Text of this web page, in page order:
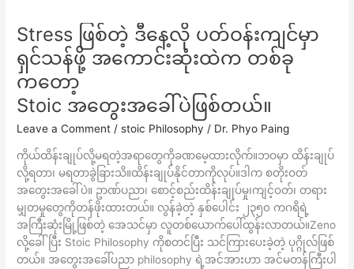
Stress ဖြစ်တဲ့ ဒီနေ့လို ပတ်ဝန်းကျင်မှာ
ရှင်သန်ဖို့ အကောင်းဆုံးထဲက တစ်ခု
ကတော့
Stoic အတွေးအခေါ်ပဲဖြစ်တယ်။
Leave a Comment /stoic Philosophy / Dr. Phyo Paing
ကိုယ်ထိန်းချုပ်လို့မရတဲ့အရာတွေကိုခဏမေ့ထားလိုက်။ဘဝမှာ ထိန်းချုပ်
လို့ရတာ၊ မရတာခွဲခြားသိ။ထိန်းချုပ်နိုင်တာကိုလုပ်။ဒါက စတိုးဝတ်
အတွေးအခေါ်ပဲ။ ဥာဏ်ပညာ၊ စောင့်စည်းထိန်းချုပ်မှု၊ကျင့်ဝတ်၊ တရား
မျှတမှုတွေကိုတန်ဖိုးထားတယ်။ လွန်ခဲ့တဲ့ နှစ်ပေါင်း ၂၃၅၀ ကဂရိရဲ့
အကြီးဆုံးမြို့ဖြစ်တဲ့ အေသင်မှာ လူတစ်ယောက်ပေါ်ထွန်းလာတယ်။Zeno
လို့ခေါ်ပြီး Stoic Philosophy ကိုစတင်ပြီး သင်ကြားပေးခဲ့တဲ့ ပုဂ္ဂိုလ်ဖြစ်
တယ်။ အတွေးအခေါ်ပညာ philosophy ရဲ့အင်အားဟာ အင်မတန်ကြီးပါ
Stress
ဖြစ်
တဲ့
ဒီ
နေ့
ပတ်ဝန်းကျင်
မှာ
ရှင်သန်
ဖို့
အကောင်း
ဆုံး
ထဲက
တစ်